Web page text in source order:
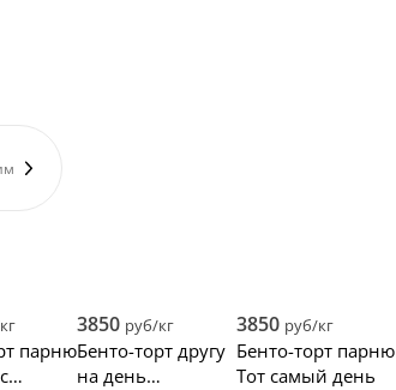
парню
3850 руб/кг
Бенто-торт другу
на день
3850 руб/кг
Бенто-торт парню
Тот самый день